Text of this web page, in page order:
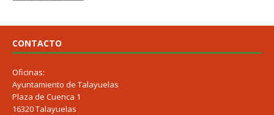
CONTACTO
Oficinas:
Ayuntamiento de Talayuelas
Plaza de Cuenca 1
16320 Talayuelas